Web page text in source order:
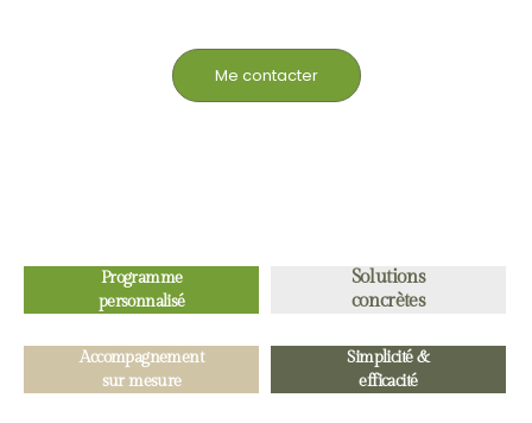
Solutions
concrètes
Simplicité &
efficacité
Programme
personnalisé
Accompagnement
sur mesure
Me contacter